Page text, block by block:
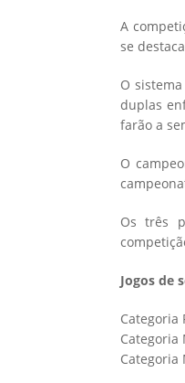
A
se
O
duplas
farão a
O
Os três
Jogos de
Categoria
Categoria
Categoria